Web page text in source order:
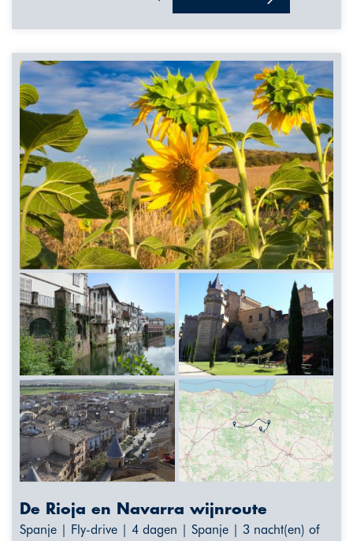
De Rioja en Navarra wijnroute
Spanje | Fly-drive | 4 dagen | Spanje | 3 nacht(en) of